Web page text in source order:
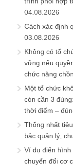
04.08.2026
Cách xác định
03.08.2026
Không có tổ
vững nếu
chức năng
Một tổ chức
còn cần 3
thời điểm –
Thống nhất
bậc quản lý,
Ví dụ điển hình
chuyển đổi cơ